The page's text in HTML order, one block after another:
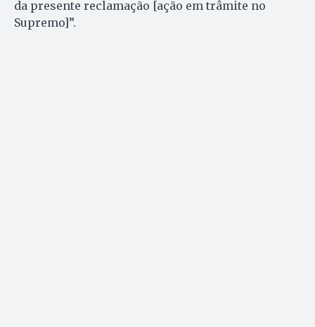
da presente reclamação [ação em trâmite no
Supremo]”.